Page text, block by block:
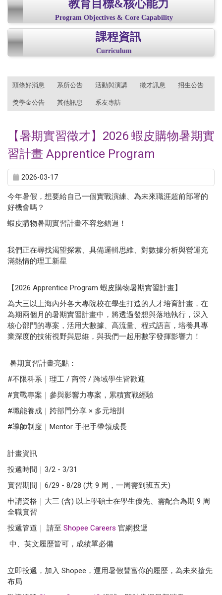
教育目標&核心能力
Program Objectives & Core Capability
課程資訊
Curriculum
頭條好消息 系所公告 活動與演講 徵才訊息 招生公告
獎學金公告 其他訊息 系友專訪
【暑期實習徵才】2026 蝦皮購物暑期實
習計畫 Apprentice Program
2026-03-17
今年暑假，想要給自己一個實戰演練、為未來職涯超前部署的
好機會嗎？
蝦皮購物暑期實習計畫不容您錯過！
我們正在尋找渴望探索、具備邏輯思維、對數據分析與營運充
滿熱情的理工新星
【2026 Apprentice Program 蝦皮購物暑期實習計畫】
為大三以上海內外各大專院校在學生打造的人才培育計畫，在
為期兩個月的暑期實習計畫中，將透過發想與落地執行，深入
核心部門的專案，活用大數據、高流量、程式語言，培養具專
業深度的技術視野與思維，與我們一起用數字發揮影響力！
暑期實習計畫亮點：
#不限科系｜理工 / 商管 / 跨域學生皆歡迎
#實戰專案｜參與影響力專案，累積實戰經驗
#職能養成｜跨部門分享 × 多元培訓
#導師制度｜Mentor 手把手帶領成長
計畫資訊
投遞時間｜3/2 - 3/31
實習期間｜6/29 - 8/28 (共 9 周，一周需到班五天)
申請資格｜大三 (含) 以上學碩士在學生優先、需配合為期 9 周
全職實習
投遞管道｜ 請至 Shopee Careers 官網投遞
中、英文履歷皆可，成績單必備
立即投遞，加入 Shopee，運用暑假豐富你的履歷，為未來搶先
布局